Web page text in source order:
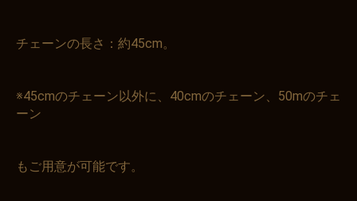
チェーンの長さ：約45cm。
※45cmのチェーン以外に、40cmのチェーン、50mのチェ
ーン
もご用意が可能です。